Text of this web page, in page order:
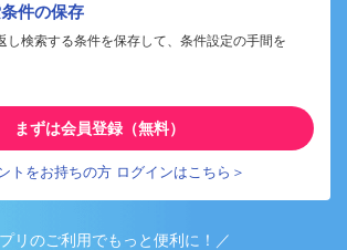
件の保存
し検索する条件を保存して、条件設定の手間を
まずは会員登録（無料）
トをお持ちの方 ログインはこちら＞
リのご利用でもっと便利に！／